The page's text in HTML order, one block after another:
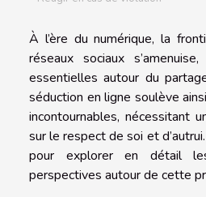
À l’ère du numérique, la
réseaux sociaux
essentielles autour du
séduction en ligne soulève
incontournables, nécessitant
sur le respect de soi et
pour explorer en détail
perspectives autour de cette